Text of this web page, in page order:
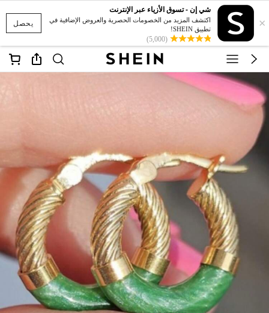
يحصل ×
شي إن - تسوق الأزياء عبر الإنترنت
اكتشف المزيد من الخصومات الحصرية والعروض الإضافية في
تطبيق SHEIN!
(5,000)